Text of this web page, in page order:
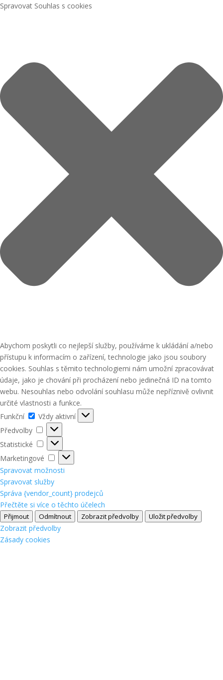
Spravovat Souhlas s cookies
Abychom poskytli co nejlepší služby, používáme k ukládání a/nebo
přístupu k informacím o zařízení, technologie jako jsou soubory
cookies. Souhlas s těmito technologiemi nám umožní zpracovávat
údaje, jako je chování při procházení nebo jedinečná ID na tomto
webu. Nesouhlas nebo odvolání souhlasu může nepříznivě ovlivnit
určité vlastnosti a funkce.
Funkční
Funkční
Vždy aktivní
Předvolby
Předvolby
Statistické
Statistické
Marketingové
Marketingové
Spravovat možnosti
Spravovat služby
Správa {vendor_count} prodejců
Přečtěte si více o těchto účelech
Přijmout Odmítnout Zobrazit předvolby Uložit předvolby
Zobrazit předvolby
Zásady cookies